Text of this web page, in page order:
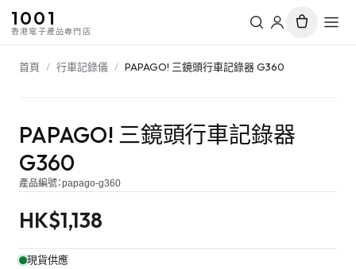
1001
香港電子產品專門店
首頁 / 行車記錄儀 / PAPAGO! 三鏡頭行車記錄器 G360
PAPAGO! 三鏡頭行車記錄器
G360
產品編號：papago-g360
HK$1,138
現貨供應